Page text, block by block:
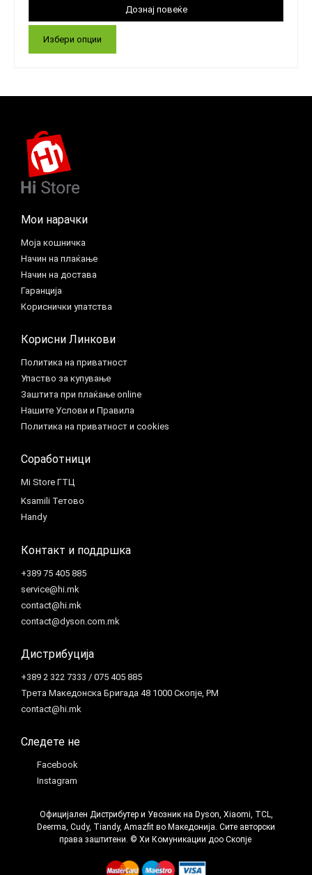
Избери опции
Мои нарачки
Моја кошничка
Начин на плаќање
Начин на достава
Гаранција
Кориснички упатства
Корисни Линкови
Политика на приватност
Упаство за купување
Заштита при плаќање online
Нашите Услови и Правила
Политика на приватност и cookies
Соработници
Mi Store ГТЦ
Ksamili Тетово
Handy
Контакт и поддршка
+389 75 405 885
service@hi.mk
contact@hi.mk
contact@dyson.com.mk
Дистрибуција
+389 2 322 7333 / 075 405 885
Трета Македонска Бригада 48 1000 Скопје, РМ
contact@hi.mk
Следете не
Facebook
Instagram
Официјален Дистрибутер и Увозник на Dyson, Xiaomi, TCL,
Deerma, Cudy, Tiandy, Amazfit во Македонија. Сите авторски
права заштитени. © Хи Комуникации доо Скопје